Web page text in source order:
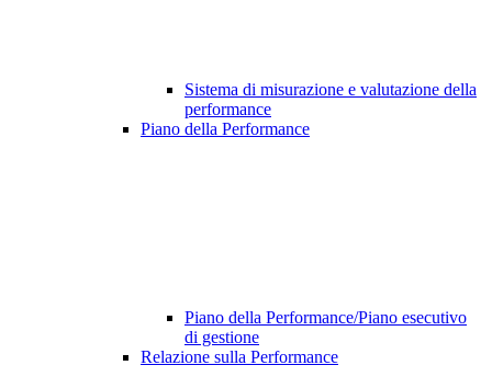
Sistema di misurazione e valutazione della
performance
Piano della Performance
Piano della Performance/Piano esecutivo
di gestione
Relazione sulla Performance